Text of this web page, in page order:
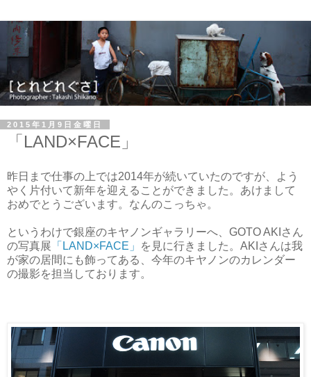
2015年1月9日金曜日
「LAND×FACE」
昨日まで仕事の上では2014年が続いていたのですが、よう
やく片付いて新年を迎えることができました。あけまして
おめでとうございます。なんのこっちゃ。
というわけで銀座のキヤノンギャラリーへ、GOTO AKIさん
の写真展 「LAND×FACE」
を見に行きました。AKIさんは我
が家の居間にも飾ってある、今年のキヤノンのカレンダー
の撮影を担当しております。